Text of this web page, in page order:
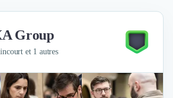
Group
et 1 autres